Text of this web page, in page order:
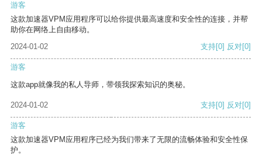
游客
这款加速器VPM应用程序可以给你提供最高速度和安全性的连接，并帮
助你在网络上自由移动。
2024-01-02
支持[0] 反对[0]
游客
这款app就像我的私人导师，带领我探索知识的奥秘。
2024-01-02 支持[0] 反对[0]
游客
这款加速器VPM应用程序已经为我们带来了无限的流畅体验和安全性保
护。